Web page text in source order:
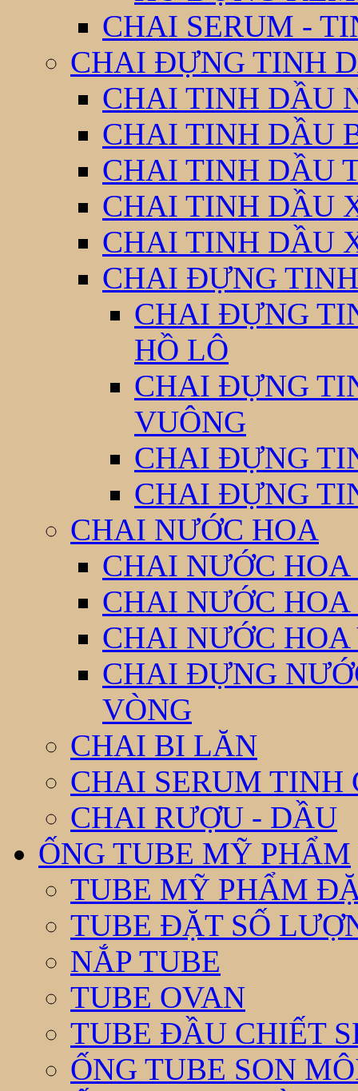
CHAI SERUM -
CHAI ĐỰNG TINH
CHAI TINH DẦU
CHAI TINH DẦU
CHAI TINH DẦU
CHAI TINH DẦU
CHAI TINH DẦU
CHAI ĐỰNG
CHAI ĐỰNG
HỒ LÔ
CHAI ĐỰNG
VUÔNG
CHAI ĐỰNG
CHAI ĐỰNG
CHAI NƯỚC HOA
CHAI NƯỚC
CHAI NƯỚC HOA
CHAI NƯỚC
CHAI ĐỰNG
VÒNG
CHAI BI LĂN
CHAI SERUM TINH
CHAI RƯỢU - DẦU
ỐNG TUBE MỸ PHẨM
TUBE MỸ PHẨM
TUBE ĐẶT SỐ
NẮP TUBE
TUBE OVAN
TUBE ĐẦU CHIẾT
ỐNG TUBE SON